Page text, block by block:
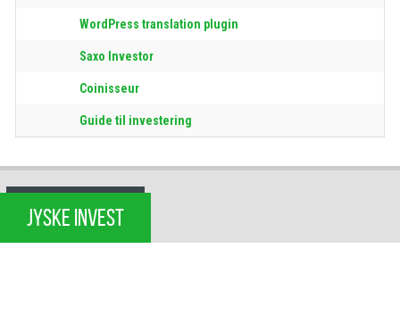
WordPress translation plugin
Saxo Investor
Coinisseur
Guide til investering
JYSKE INVEST